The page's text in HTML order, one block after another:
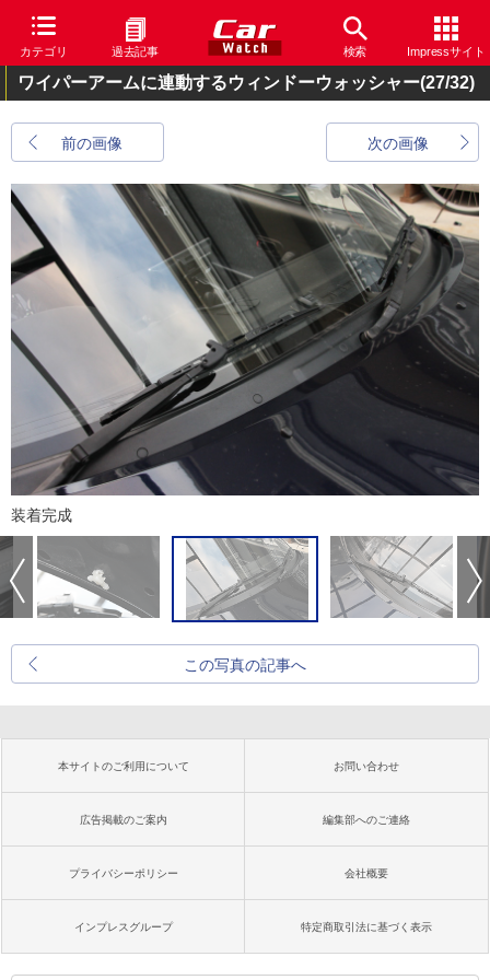
カテゴリ 過去記事 検索 Impressサイト
ワイパーアームに連動するウィンドーウォッシャー(27/32)
前の画像 次の画像
装着完成
この写真の記事へ
本サイトのご利用について お問い合わせ
広告掲載のご案内 編集部へのご連絡
プライバシーポリシー 会社概要
インプレスグループ 特定商取引法に基づく表示